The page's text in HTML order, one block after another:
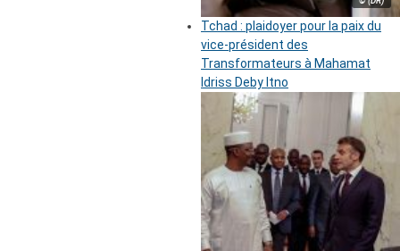
Tchad : plaidoyer pour la paix du
vice-président des
Transformateurs à Mahamat
Idriss Deby Itno